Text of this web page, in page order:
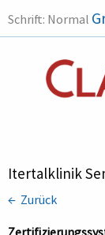
Schrift: Normal
Itertalklinik
← Zurück